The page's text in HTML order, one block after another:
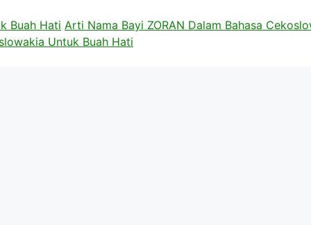
Buah Hati Arti Nama Bayi ZORAN Dalam Bahasa
Untuk Buah Hati